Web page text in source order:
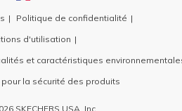
Politique de confidentialité
d'utilisation
et caractéristiques
la sécurité des produits
SKECHERS USA, Inc.